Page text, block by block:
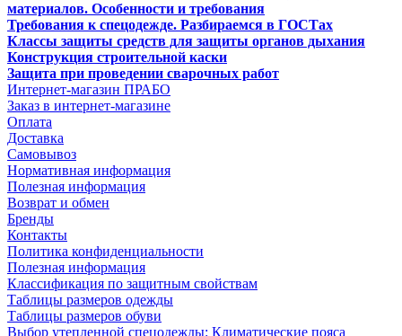
материалов. Особенности и требования
Требования к спецодежде. Разбираемся в ГОСТах
Классы защиты средств для защиты органов дыхания
Конструкция строительной каски
Защита при проведении сварочных работ
Интернет-магазин ПРАБО
Заказ в интернет-магазине
Оплата
Доставка
Самовывоз
Нормативная информация
Полезная информация
Возврат и обмен
Бренды
Контакты
Политика конфиденциальности
Полезная информация
Классификация по защитным свойствам
Таблицы размеров одежды
Таблицы размеров обуви
Выбор утепленной спецодежды: Климатические пояса